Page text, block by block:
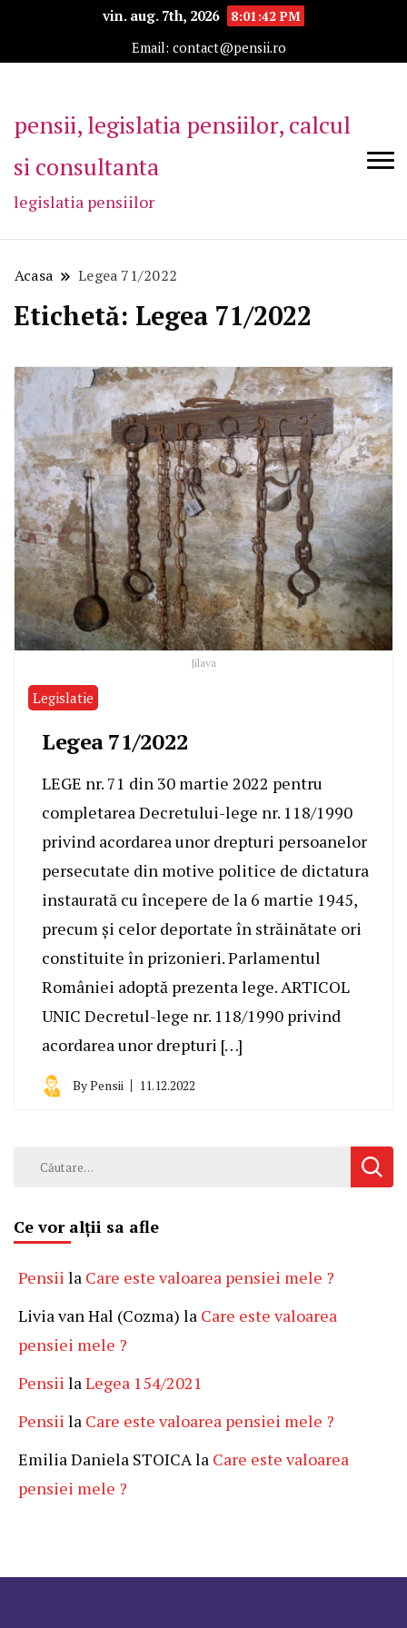
vin. aug. 7th, 2026
8:01:42 PM
Email: contact@pensii.ro
pensii, legislatia pensiilor, calcul
si consultanta
legislatia pensiilor
Acasa Legea 71/2022
Etichetă: Legea 71/2022
Jilava
Legislatie
Legea 71/2022
LEGE nr. 71 din 30 martie 2022 pentru
completarea Decretului-lege nr. 118/1990
privind acordarea unor drepturi persoanelor
persecutate din motive politice de dictatura
instaurată cu începere de la 6 martie 1945,
precum și celor deportate în străinătate ori
constituite în prizonieri. Parlamentul
României adoptă prezenta lege. ARTICOL
UNIC Decretul-lege nr. 118/1990 privind
acordarea unor drepturi […]
ByPensii 11.12.2022
Caută
Ce vor alții sa afle
Pensii la Care este valoarea pensiei mele ?
Livia van Hal (Cozma) la Care este valoarea
pensiei mele ?
Pensii laLegea 154/2021
Pensii la Care este valoarea pensiei mele ?
Emilia Daniela STOICAla Care este valoarea
pensiei mele ?